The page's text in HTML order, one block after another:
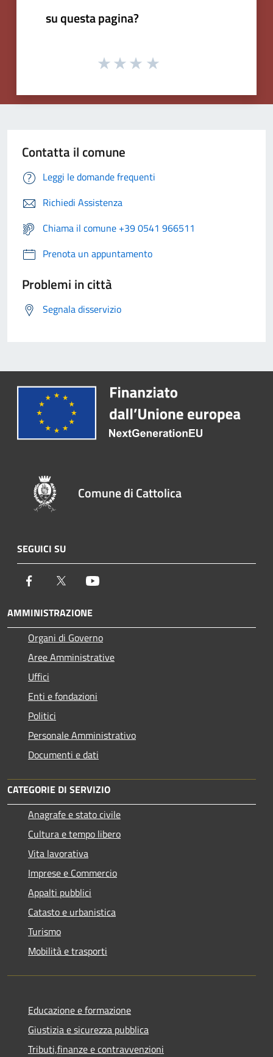
su questa pagina?
Contatta il comune
Leggi le domande frequenti
Richiedi Assistenza
Chiama il comune +39 0541 966511
Prenota un appuntamento
Problemi in città
Segnala disservizio
Comune di Cattolica
SEGUICI SU
Facebook Twitter
AMMINISTRAZIONE
Organi di Governo
Aree Amministrative
Uffici
Enti e fondazioni
Politici
Personale Amministrativo
Documenti e dati
CATEGORIE DI SERVIZIO
Anagrafe e stato civile
Cultura e tempo libero
Vita lavorativa
Imprese e Commercio
Appalti pubblici
Catasto e urbanistica
Turismo
Mobilità e trasporti
Educazione e formazione
Giustizia e sicurezza pubblica
Tributi,finanze e contravvenzioni